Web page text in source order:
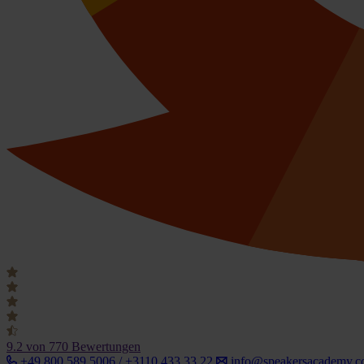
9.2 von 770 Bewertungen
+49 800 589 5006 / +3110 433 33 22